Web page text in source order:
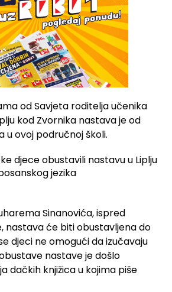
od Savjeta roditelja učenika
kod Zvornika nastava je od
u ovoj područnoj školi.
Sinanovića, ispred
nastava će biti obustavljena do
djeci ne omogući da izučavaju
nastave je došlo
dačkih knjižica u kojima piše